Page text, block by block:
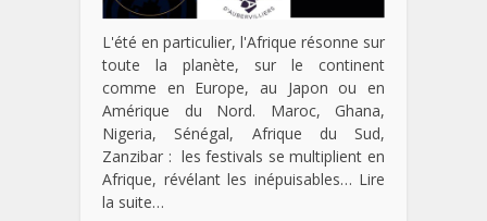
L'été en particulier, l'Afrique résonne sur
toute la planète, sur le continent
comme en Europe, au Japon ou en
Amérique du Nord. Maroc, Ghana,
Nigeria, Sénégal, Afrique du Sud,
Zanzibar : les festivals se multiplient en
Afrique, révélant les inépuisables… Lire
la suite…